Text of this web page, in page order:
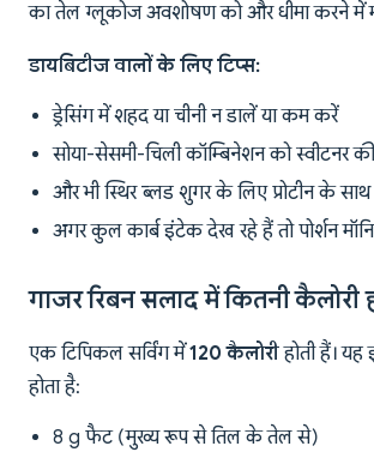
का तेल ग्लूकोज अवशोषण को और धीमा करने में
डायबिटीज वालों के लिए टिप्स:
ड्रेसिंग में शहद या चीनी न डालें या कम करें
सोया-सेसमी-चिली कॉम्बिनेशन को स्वीटनर
और भी स्थिर ब्लड शुगर के लिए प्रोटीन के
अगर कुल कार्ब इंटेक देख रहे हैं तो पोर्शन
गाजर रिबन सलाद में कितनी कैलोरी
एक टिपिकल सर्विंग में120 कैलोरीहोती हैं। यह
होता है:
8 g फैट (मुख्य रूप से तिल के तेल से)